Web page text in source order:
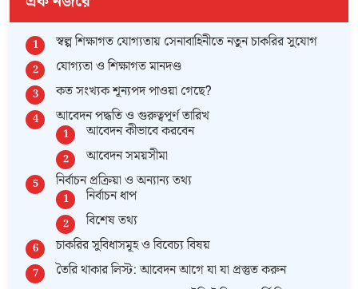
স্বল্প শিক্ষাগত যোগ্যতায় সেনাবাহিনীতে নতুন চাকরির সুযোগ
যোগ্যতা ও শিক্ষাগত মানদণ্ড
কত সংখ্যক শূন্যপদ পাওয়া গেছে?
আবেদন পদ্ধতি ও গুরুত্বপূর্ণ তারিখ
আবেদন কীভাবে করবেন
আবেদন সময়সীমা
নির্বাচন প্রক্রিয়া ও অন্যান্য তথ্য
নির্বাচন ধাপ
বিশেষ তথ্য
চাকরির সুবিধাসমূহ ও বিবেচ্য বিষয়
তৈরি থাকার লিস্ট: আবেদন আগে যা যা প্রস্তুত করুন